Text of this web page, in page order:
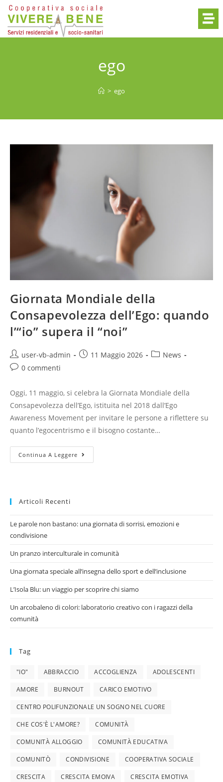
ego
> ego
Giornata Mondiale della
Consapevolezza dell’Ego: quando
l’“io” supera il “noi”
user-vb-admin 11 Maggio 2026
News
0 commenti
Oggi, 11 maggio, si celebra la Giornata Mondiale della
Consapevolezza dell’Ego, istituita nel 2018 dall’Ego
Awareness Movement per invitare le persone a riflettere su
quanto l’egocentrismo e il bisogno costante…
Continua A Leggere
Articoli Recenti
Le parole non bastano: una giornata di sorrisi, emozioni e
condivisione
Un pranzo interculturale in comunità
Una giornata speciale all’insegna dello sport e dell’inclusione
L’Isola Blu: un viaggio per scoprire chi siamo
Un arcobaleno di colori: laboratorio creativo con i ragazzi della
comunità
Tag
"IO" ABBRACCIO ACCOGLIENZA ADOLESCENTI
AMORE BURNOUT CARICO EMOTIVO
CENTRO POLIFUNZIONALE UN SOGNO NEL CUORE
CHE COS'È L'AMORE? COMUNITÀ
COMUNITÀ ALLOGGIO COMUNITÀ EDUCATIVA
COMUNITÒ CONDIVISIONE COOPERATIVA SOCIALE
CRESCITA CRESCITA EMOIVA CRESCITA EMOTIVA